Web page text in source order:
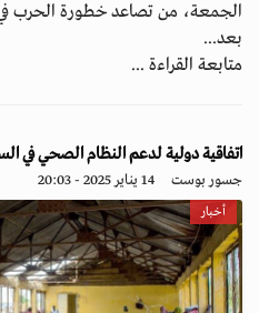
الجمعة، من تصاعد خطورة الحرب في
بعد...
متابعة القراءة ...
اتفاقية دولية لدعم النظام الصحي في السودان
جسور بوست 14 يناير 2025 - 20:03
أخبار